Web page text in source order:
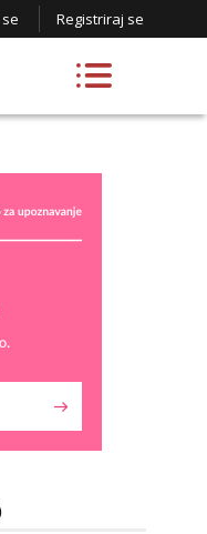
Registriraj se